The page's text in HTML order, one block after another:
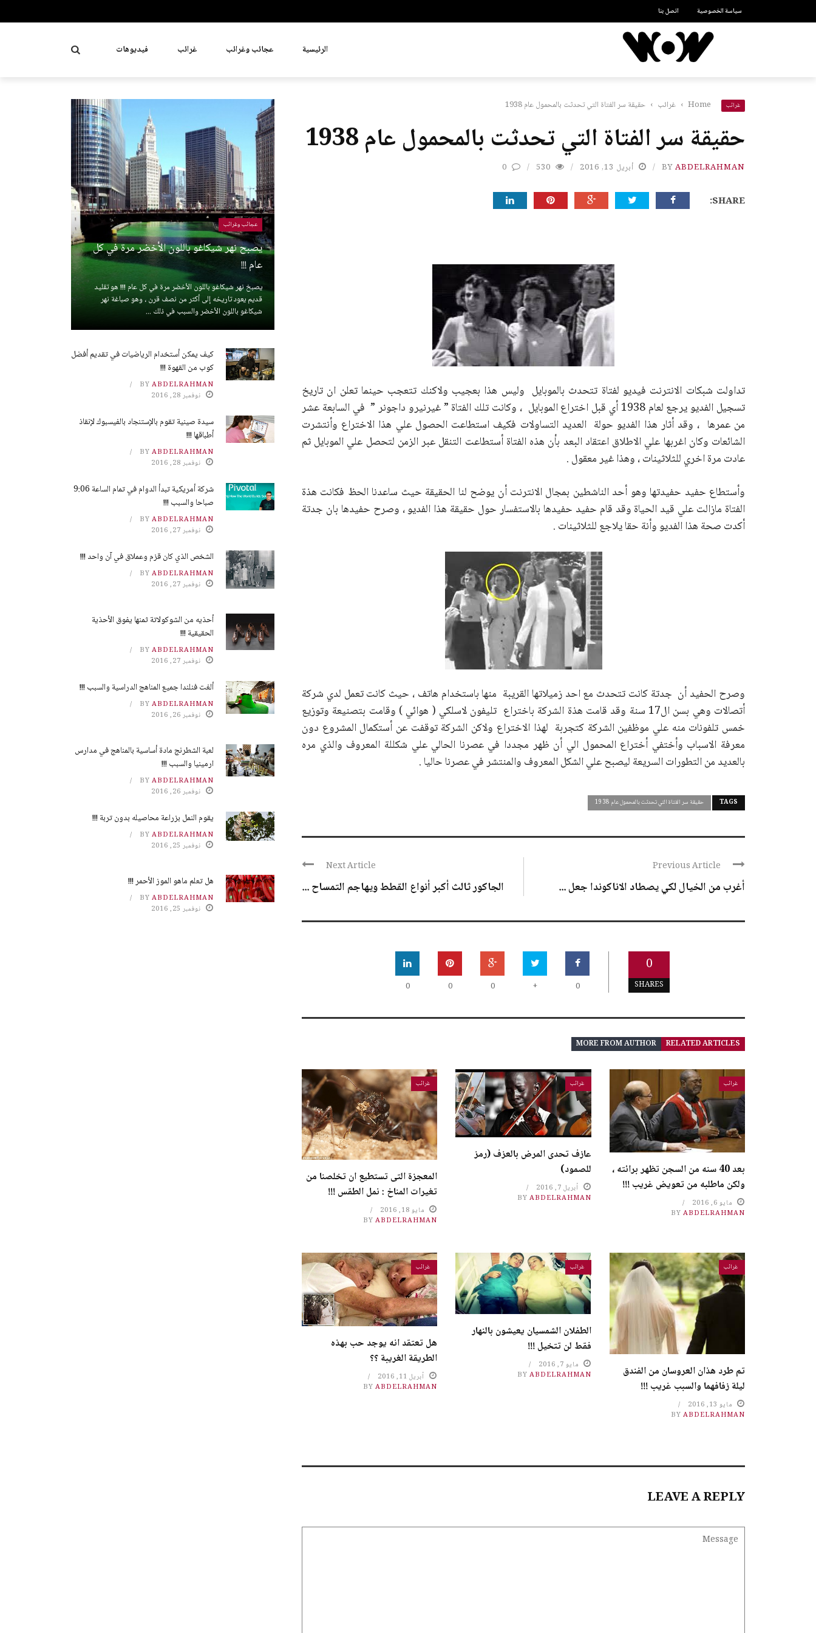
سياسة الخصوصية اتصل بنا
الرئيسية عجائب وغرائب غرائب فيديوهات
غرائب Home
› غرائب › حقيقة سر الفتاة التي تحدثت بالمحمول عام 1938
حقيقة سر الفتاة التي تحدثت بالمحمول عام 1938
BYABDELRAHMAN أبريل 13, 2016 530
0
SHARE:
تداولت شبكات الانترنت فيديو لفتاة تتحدث بالموبايل وليس هذا بعجيب ولاكنك تتعجب حينما تعلن ان تاريخ
تسجيل الفديو يرجع لعام 1938 أي قبل اختراع الموبايل ، وكانت تلك الفتاة ” غيرنيرو داجونر ” في السابعة عشر
من عمرها ، وقد أثار هذا الفديو حولة العديد التساولات فكيف استطاعت الحصول علي هذا الاختراع وأنتشرت
الشائعات وكان اغربها علي الاطلاق اعتقاد البعد بأن هذه الفتاة أستطاعت التنقل عبر الزمن لتحصل علي الموبايل ثم
عادت مرة اخري للثلاثينات ، وهذا غير معقول .
وأستطاع حفيد حفيدتها وهو أحد الناشطين بمجال الانترنت أن يوضح لنا الحقيقة حيث ساعدنا الحظ فكانت هذة
الفتاة مازالت علي قيد الحياة وقد قام حفيد حفيدها بالاستفسار حول حقيقة هذا الفديو ، وصرح حفيدها بان جدتة
أكدت صحة هذا الفديو وأنة حقا يلاجع للثلاثينات .
وصرح الحفيد أن جدتة كانت تتحدث مع احد زميلاتها القريبة منها باستخدام هاتف ، حيث كانت تعمل لدي شركة
أتصالات وهي بسن ال17 سنة وقد قامت هذة الشركة باختراع تليفون لاسلكي ( هوائي ) وقامت بتصنيعة وتوزيع
خمس تلفونات منه علي موظفين الشركة كتجربة لهذا الاختراع ولاكن الشركة توقفت عن أستكمال المشروع دون
معرفة الاسباب وأختفي أختراع المحمول الي أن ظهر مجددا في عصرنا الحالي علي شكللة المعروف والذي مره
بالعديد من التطورات السريعة ليصبح علي الشكل المعروف والمنتشر في عصرنا حاليا .
TAGS حقيقة سر الفتاة التي تحدثت بالمحمول عام 1938
Previous Article
أغرب من الخيال لكي يصطاد الاناكوندا جعل ...
Next Article
الجاكور ثالث أكبر أنواع القطط ويهاجم التمساح ...
0
SHARES
0
+
0
0
0
RELATED ARTICLES
MORE FROM AUTHOR
غرائب
بعد 40 سنه من السجن تظهر برائته ،
ولكن ماطلبه من تعويض غريب !!!
مايو 6, 2016
BY ABDELRAHMAN
غرائب
عازف تحدى المرض بالعزف (رمز
للصمود)
أبريل 7, 2016
BY ABDELRAHMAN
غرائب
المعجزة التى تستطيع ان تخلصنا من
تغيرات المناخ : نمل الطقس !!!
مايو 18, 2016
BYABDELRAHMAN
غرائب
تم طرد هذان العروسان من الفندق
ليلة زفافهما والسبب غريب !!!
مايو 13, 2016
BY ABDELRAHMAN
غرائب
الطفلان الشمسيان يعيشون بالنهار
فقط لن تتخيل !!!
مايو 7, 2016
BY ABDELRAHMAN
غرائب
هل تعتقد انه يوجد حب بهذه
الطريقة الغريبة ؟؟
أبريل 11, 2016
BYABDELRAHMAN
LEAVE A REPLY
عجائب وغرائب
يصبح نهر شيكاغو باللون الأخضر مرة في كل
عام !!!
يصبخ نهر شيكاغو باللون الأخضر مرة في كل عام !!! هو تقليد
قديم يعود تاريخه إلى أكثر من نصف قرن ، وهو صباغة نهر
شيكاغو باللون الأخضر والسبب في ذلك ...
كيف يمكن أستخدام الرياضيات في تقديم أفضل
كوب من القهوة !!!
BY ABDELRAHMAN
نوفمبر 28, 2016
سيدة صينية تقوم بالإستنجاد بالفيسبوك لإنقاذ
أطباقها !!!
BY ABDELRAHMAN
نوفمبر 28, 2016
شركة أمريكية تبدأ الدوام في تمام الساعة 9:06
صباحا والسبب !!!
BY ABDELRAHMAN
نوفمبر 27, 2016
الشخص الذي كان قزم وعملاق في آن واحد !!!
BY ABDELRAHMAN
نوفمبر 27, 2016
أحذيه من الشوكولاتة ثمنها يفوق الأحذية
الحقيقية !!!
BY ABDELRAHMAN
نوفمبر 27, 2016
ألغت فنلندا جميع المناهج الدراسية والسبب !!!
BY ABDELRAHMAN
نوفمبر 26, 2016
لعبة الشطرنج مادة أساسية بالمناهج في مدارس
ارمينيا والسبب !!!
BY ABDELRAHMAN
نوفمبر 26, 2016
يقوم النمل بزراعة محاصيله بدون تربة !!!
BY ABDELRAHMAN
نوفمبر 25, 2016
هل تعلم ماهو الموز الأحمر !!!
BY ABDELRAHMAN
نوفمبر 25, 2016